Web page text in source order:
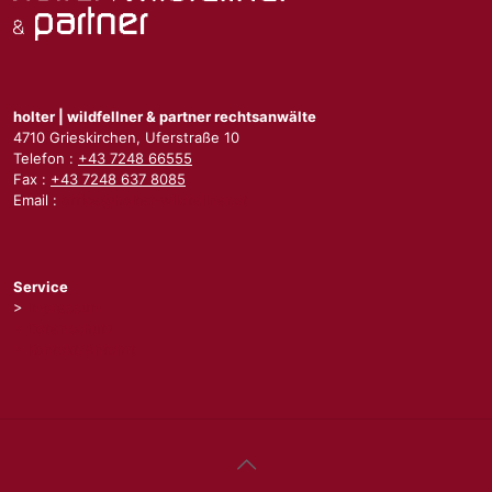
holter | wildfellner & partner rechtsanwälte
4710 Grieskirchen, Uferstraße 10
Telefon : +43 7248 66555
Fax : +43 7248 637 8085
Email :
Service
>